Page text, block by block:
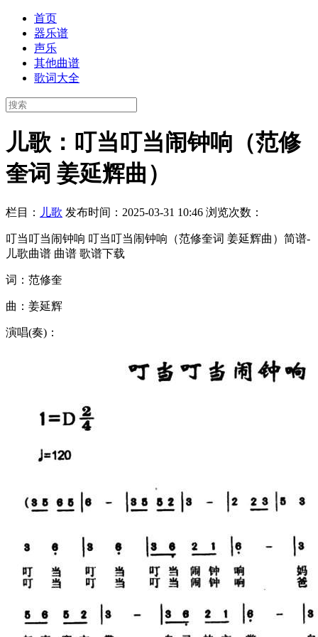
首页
器乐谱
声乐
其他曲谱
歌词大全
儿歌：叮当叮当闹钟响（范修
奎词 姜延辉曲）
栏目： 儿歌 发布时间：2025-03-31 10:46 浏览次数：
叮当叮当闹钟响 叮当叮当闹钟响（范修奎词 姜延辉曲）简谱-
儿歌曲谱 曲谱 歌谱下载
词：范修奎
曲：姜延辉
演唱(奏)：